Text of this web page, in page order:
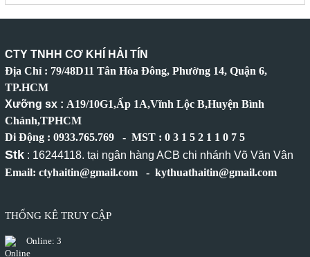
CTY TNHH CƠ KHÍ HẢI TÍN
Địa Chỉ : 79/48D11 Tân Hòa Đông, Phường 14, Quận 6,
TP.HCM
Xưỡng sx : A19/10G1,Ấp 1A,Vĩnh Lộc B,Huyện Bình
Chánh,TPHCM
Di Động : 0933.765.769 - MST : 0 3 1 5 2 1 1 0 7 5
Stk: 16244118. tại ngân hàng ACB chi nhánh Võ Văn Vân
Email: ctyhaitin@gmail.com - kythuathaitin@gmail.com
THỐNG KÊ TRUY CẬP
Online: 3